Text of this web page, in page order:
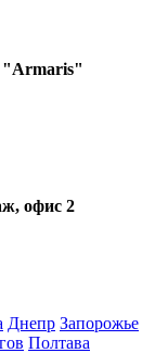
"Armaris"
офис 2
Днепр Запорожье
Полтава